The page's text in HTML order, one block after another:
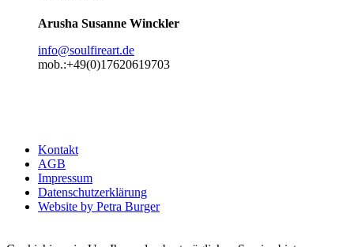
Arusha Susanne Winckler
info@soulfireart.de
mob.:+49(0)17620619703
Kontakt
AGB
Impressum
Datenschutzerklärung
Website by Petra Burger